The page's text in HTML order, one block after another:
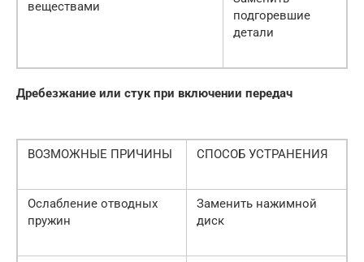
веществами
подгоревшие
детали
Дребезжание или стук при включении передач
ВОЗМОЖНЫЕ ПРИЧИНЫ СПОСОБ УСТРАНЕНИЯ
Ослабление отводных
пружин
Заменить нажимной
диск